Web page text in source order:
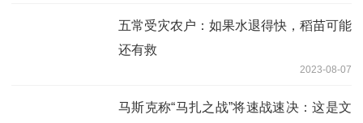
五常受灾农户：如果水退得快，稻苗可能
还有救
2023-08-07
马斯克称“马扎之战”将速战速决：这是文